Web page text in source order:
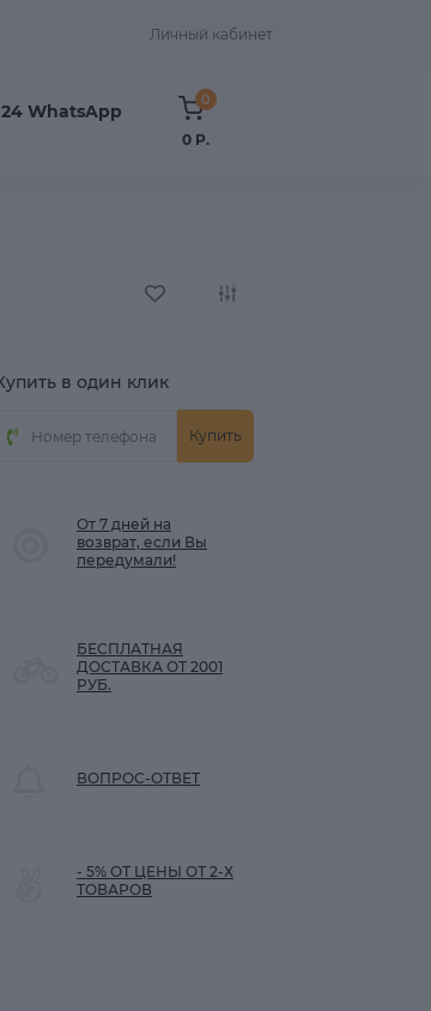
Личный кабинет
WhatsApp
0
0 Р.
в один клик
Купить
От 7 дней на
возврат, если Вы
передумали!
БЕСПЛАТНАЯ
ДОСТАВКА ОТ 2001
РУБ.
ВОПРОС-ОТВЕТ
- 5% ОТ ЦЕНЫ ОТ 2-Х
ТОВАРОВ